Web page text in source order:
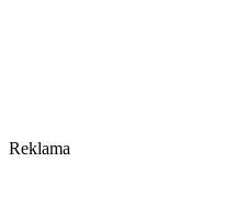
Reklama